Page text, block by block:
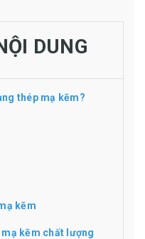
DUNG
thép mạ kẽm?
kẽm
kẽm chất lượng